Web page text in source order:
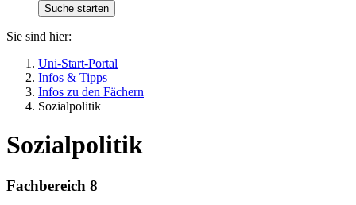
Sie sind hier:
Uni-Start-Portal
Infos & Tipps
Infos zu den Fächern
Sozialpolitik
Sozialpolitik
Fachbereich 8